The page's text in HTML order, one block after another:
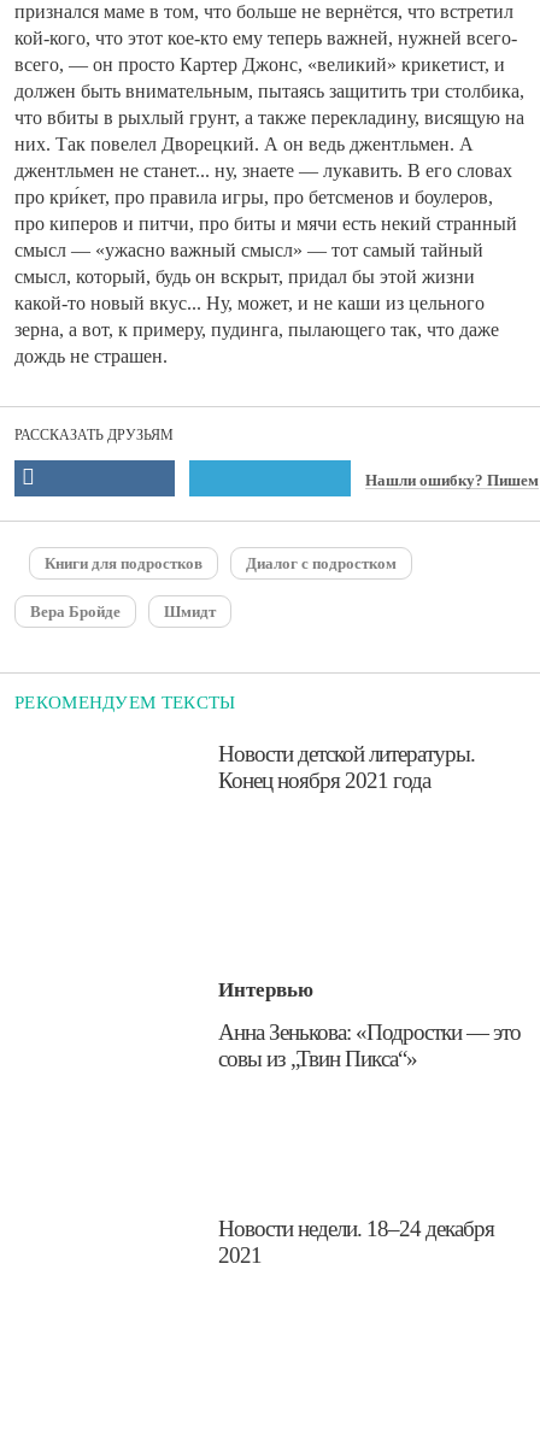
признался маме в том, что больше не вернётся, что встретил
кой-кого, что этот кое-кто ему теперь важней, нужней всего-
всего, — он просто Картер Джонс, «великий» крикетист, и
должен быть внимательным, пытаясь защитить три столбика,
что вбиты в рыхлый грунт, а также перекладину, висящую на
них. Так повелел Дворецкий. А он ведь джентльмен. А
джентльмен не станет... ну, знаете — лукавить. В его словах
про кри́кет, про правила игры, про бетсменов и боулеров,
про киперов и питчи, про биты и мячи есть некий странный
смысл — «ужасно важный смысл» — тот самый тайный
смысл, который, будь он вскрыт, придал бы этой жизни
какой-то новый вкус... Ну, может, и не каши из цельного
зерна, а вот, к примеру, пудинга, пылающего так, что даже
дождь не страшен.
РАССКАЗАТЬ ДРУЗЬЯМ
Нашли ошибку? Пишем
Книги для подростков Диалог с подростком
Вера Бройде Шмидт
РЕКОМЕНДУЕМ ТЕКСТЫ
​Новости детской литературы.
Конец ноября 2021 года
Интервью
​Анна Зенькова: «Подростки — это
совы из „Твин Пикса“»
Новости недели. 18–24 декабря
2021